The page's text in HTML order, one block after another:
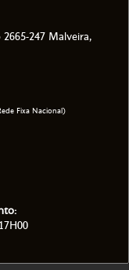
247 Malveira,
Fixa Nacional)